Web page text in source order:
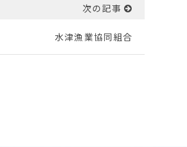
次の記事
水津漁業協同組合